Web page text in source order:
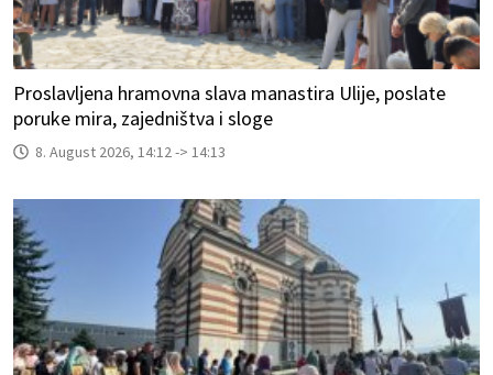
Proslavljena hramovna slava manastira Ulije, poslate
poruke mira, zajedništva i sloge
8. August 2026, 14:12 -> 14:13